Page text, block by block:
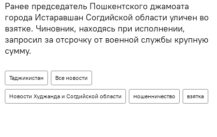
Ранее председатель Пошкентского джамоата
города Истаравшан Согдийской области уличен во
взятке. Чиновник, находясь при исполнении,
запросил за отсрочку от военной службы крупную
сумму.
Таджикистан Все новости
Новости Худжанда и Согдийской области мошенничество взятка